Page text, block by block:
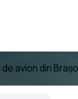
avion din